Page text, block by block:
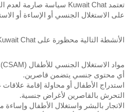
على الاستغلال الجنسي أو الإساءة أو
الأنشطة التالية محظورة على Kuwait Chat:
مواد الاستغلال الجنسي للأطفال (CSAM).
أي محتوى جنسي يتضمن قاصرين.
استدراج الأطفال أو محاولة إقامة علاقات
التحرش بالقاصرين لأغراض جنسية.
الاتجار بالبشر واستغلال الأطفال وإساءة